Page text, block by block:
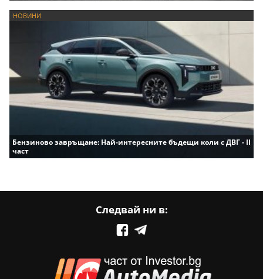
НОВИНИ
Бензиново завръщане: Най-интересните бъдещи коли с ДВГ - II
част
Следвай ни в: